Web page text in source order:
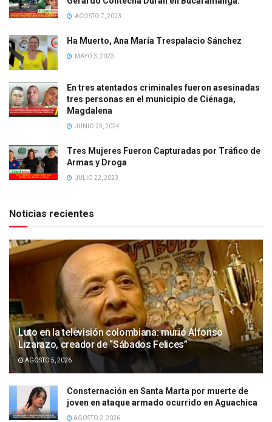
AGOSTO 7, 2023
Ha Muerto, Ana María Trespalacio Sánchez
MAYO 3, 2023
En tres atentados criminales fueron asesinadas
tres personas en el municipio de Ciénaga,
Magdalena
JUNIO 23, 2024
Tres Mujeres Fueron Capturadas por Tráfico de
Armas y Droga
JULIO 22, 2023
Noticias recientes
Luto en la televisión colombiana: murió Alfonso
Lizarazo, creador de “Sábados Felices”
AGOSTO 5, 2026
Consternación en Santa Marta por muerte de
joven en ataque armado ocurrido en Aguachica
AGOSTO 2, 2026